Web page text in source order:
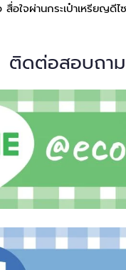
อใจผ่านกระเป๋าเหรียญดีไ
ติดต่อสอบถาม